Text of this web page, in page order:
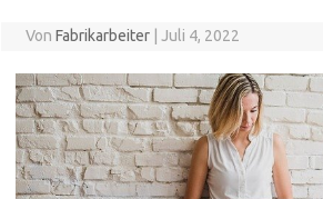
Von Fabrikarbeiter Juli 4, 2022